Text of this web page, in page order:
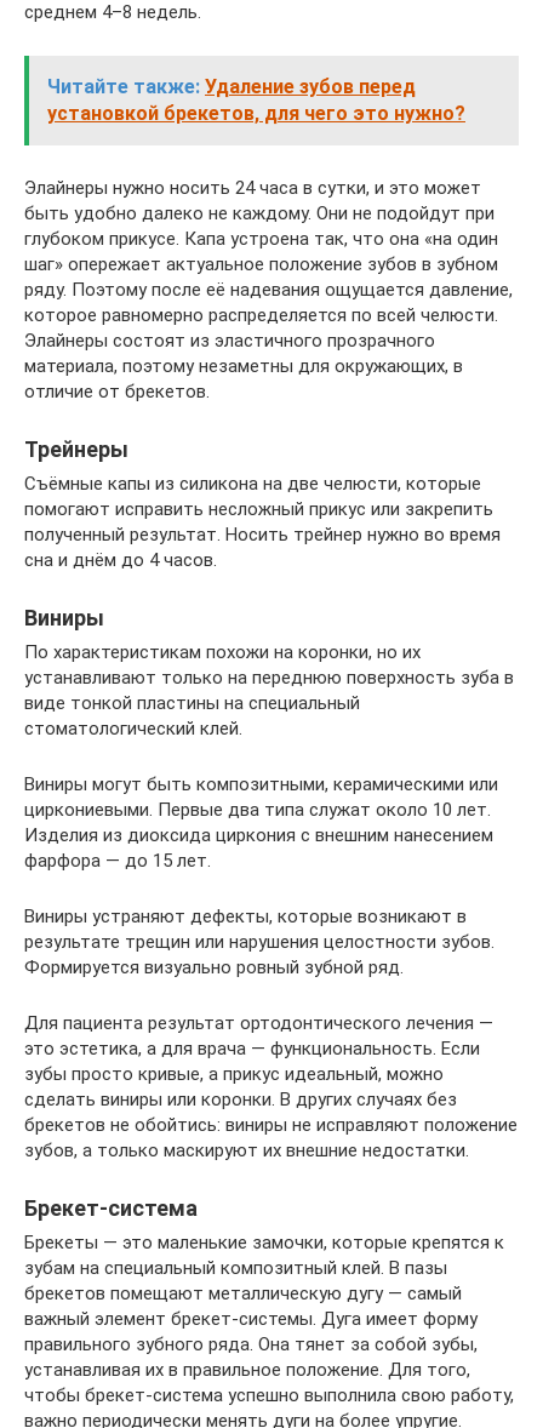
среднем 4–8 недель.
Читайте также: Удаление зубов перед
установкой брекетов, для чего это нужно?
Элайнеры нужно носить 24 часа в сутки, и это может
быть удобно далеко не каждому. Они не подойдут при
глубоком прикусе. Капа устроена так, что она «на один
шаг» опережает актуальное положение зубов в зубном
ряду. Поэтому после её надевания ощущается давление,
которое равномерно распределяется по всей челюсти.
Элайнеры состоят из эластичного прозрачного
материала, поэтому незаметны для окружающих, в
отличие от брекетов.
Трейнеры
Съёмные капы из силикона на две челюсти, которые
помогают исправить несложный прикус или закрепить
полученный результат. Носить трейнер нужно во время
сна и днём до 4 часов.
Виниры
По характеристикам похожи на коронки, но их
устанавливают только на переднюю поверхность зуба в
виде тонкой пластины на специальный
стоматологический клей.
Виниры могут быть композитными, керамическими или
циркониевыми. Первые два типа служат около 10 лет.
Изделия из диоксида циркония с внешним нанесением
фарфора — до 15 лет.
Виниры устраняют дефекты, которые возникают в
результате трещин или нарушения целостности зубов.
Формируется визуально ровный зубной ряд.
Для пациента результат ортодонтического лечения —
это эстетика, а для врача — функциональность. Если
зубы просто кривые, а прикус идеальный, можно
сделать виниры или коронки. В других случаях без
брекетов не обойтись: виниры не исправляют положение
зубов, а только маскируют их внешние недостатки.
Брекет-система
Брекеты — это маленькие замочки, которые крепятся к
зубам на специальный композитный клей. В пазы
брекетов помещают металлическую дугу — самый
важный элемент брекет-системы. Дуга имеет форму
правильного зубного ряда. Она тянет за собой зубы,
устанавливая их в правильное положение. Для того,
чтобы брекет-система успешно выполнила свою работу,
важно периодически менять дуги на более упругие.